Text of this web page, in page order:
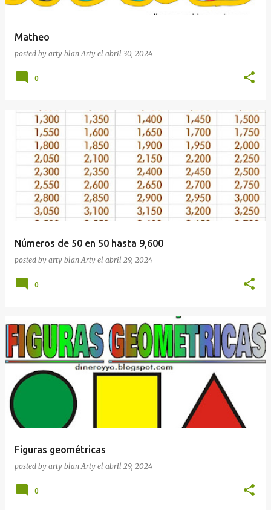
d
Matheo
posted by arty blanArty el abril 30, 2024
0
Números de 50 en 50 hasta 9,600
posted by arty blanArty el abril 29, 2024
0
Figuras geométricas
posted by arty blanArty el abril 29, 2024
0